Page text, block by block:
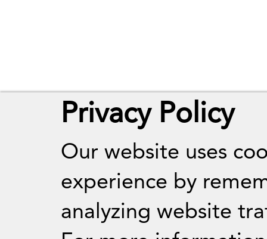
Privacy Policy
Our website uses
experience by
analyzing website